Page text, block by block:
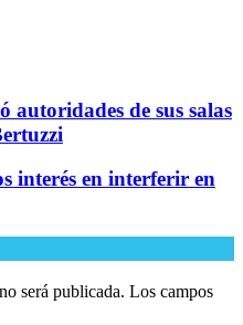
autoridades de sus salas
interés en interferir en
será publicada. Los campos